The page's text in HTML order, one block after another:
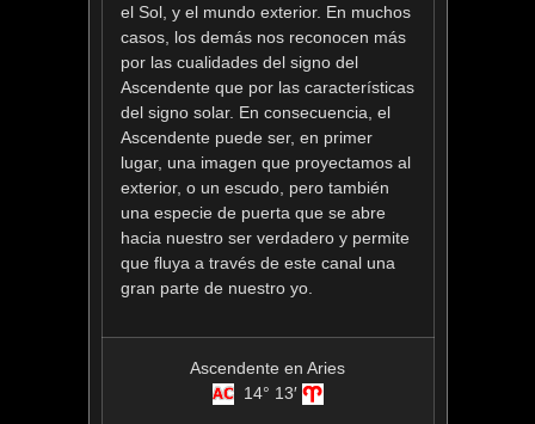
el Sol, y el mundo exterior. En muchos
casos, los demás nos reconocen más
por las cualidades del signo del
Ascendente que por las características
del signo solar. En consecuencia, el
Ascendente puede ser, en primer
lugar, una imagen que proyectamos al
exterior, o un escudo, pero también
una especie de puerta que se abre
hacia nuestro ser verdadero y permite
que fluya a través de este canal una
gran parte de nuestro yo.
Ascendente en Aries
14° 13′